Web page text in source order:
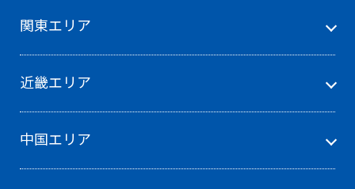
関東エリア
近畿エリア
中国エリア